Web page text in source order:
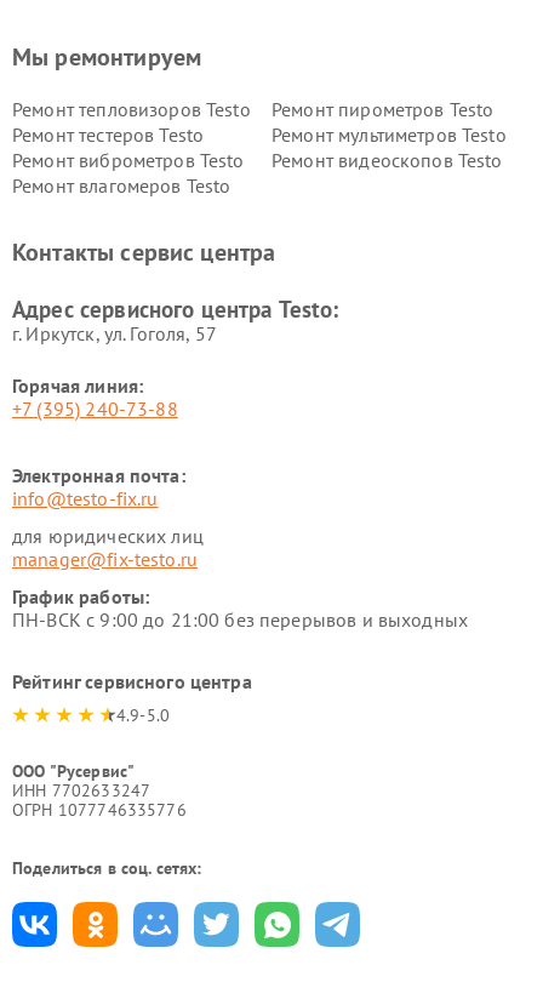
Мы ремонтируем
Ремонт тепловизоров Testo
Ремонт пирометров Testo
Ремонт тестеров Testo
Ремонт мультиметров Testo
Ремонт виброметров Testo
Ремонт видеоскопов Testo
Ремонт влагомеров Testo
Контакты сервис центра
Адрес сервисного центра Testo:
г. Иркутск, ул. ​Гоголя, 57
Горячая линия:
+7 (395) 240-73-88
Электронная почта:
info@testo-fix.ru
для юридических лиц
manager@fix-testo.ru
График работы:
ПН-ВСК с 9:00 до 21:00 без перерывов и выходных
Рейтинг сервисного центра
4.9-5.0
ООО "Русервис"
ИНН 7702633247
ОГРН 1077746335776
Поделиться в соц. сетях: